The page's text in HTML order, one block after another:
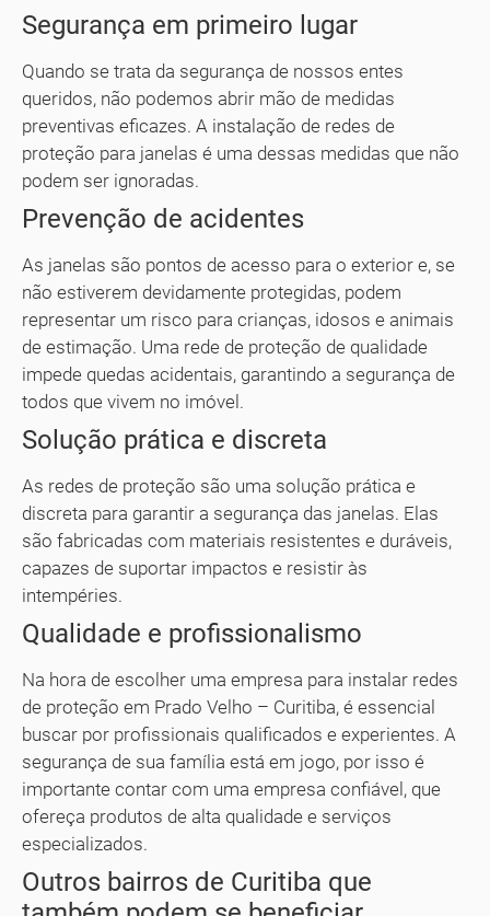
Segurança em primeiro lugar
Quando se trata da segurança de nossos entes
queridos, não podemos abrir mão de medidas
preventivas eficazes. A instalação de redes de
proteção para janelas é uma dessas medidas que não
podem ser ignoradas.
Prevenção de acidentes
As janelas são pontos de acesso para o exterior e, se
não estiverem devidamente protegidas, podem
representar um risco para crianças, idosos e animais
de estimação. Uma rede de proteção de qualidade
impede quedas acidentais, garantindo a segurança de
todos que vivem no imóvel.
Solução prática e discreta
As redes de proteção são uma solução prática e
discreta para garantir a segurança das janelas. Elas
são fabricadas com materiais resistentes e duráveis,
capazes de suportar impactos e resistir às
intempéries.
Qualidade e profissionalismo
Na hora de escolher uma empresa para instalar redes
de proteção em Prado Velho – Curitiba, é essencial
buscar por profissionais qualificados e experientes. A
segurança de sua família está em jogo, por isso é
importante contar com uma empresa confiável, que
ofereça produtos de alta qualidade e serviços
especializados.
Outros bairros de Curitiba que